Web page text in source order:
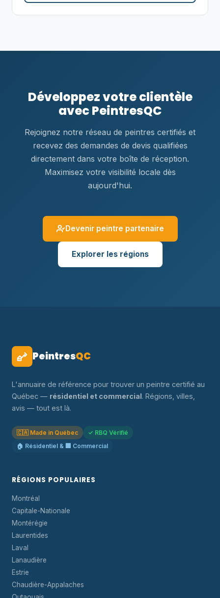
Développez votre clientèle
avec PeintresQC
Rejoignez notre réseau de peintres certifiés et
recevez des demandes de devis qualifiées
directement dans votre boîte de réception.
Maximisez votre visibilité locale dès
aujourd'hui.
Devenir peintre partenaire
Explorer les régions
PeintresQC
L'annuaire de référence pour trouver un peintre certifié au
Québec — résidentiel et commercial. Régions, villes,
avis — tout est là.
🇨🇦 Made in Québec
✓ RBQ Vérifié
🏠 Résidentiel & 🏢 Commercial
RÉGIONS POPULAIRES
Montréal
Capitale-Nationale
Montérégie
Laurentides
Laval
Lanaudière
Estrie
Chaudière-Appalaches